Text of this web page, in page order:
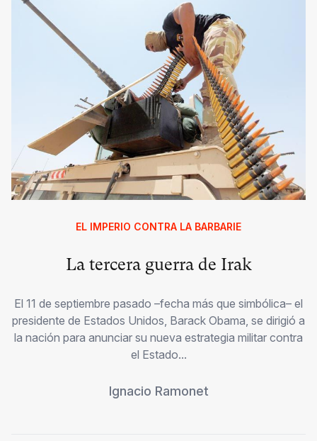
EL IMPERIO CONTRA LA BARBARIE
La tercera guerra de Irak
El 11 de septiembre pasado –fecha más que simbólica– el
presidente de Estados Unidos, Barack Obama, se dirigió a
la nación para anunciar su nueva estrategia militar contra
el Estado...
Ignacio Ramonet